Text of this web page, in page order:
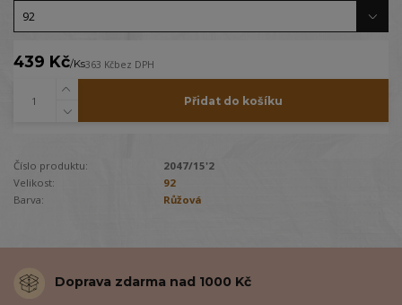
439 Kč/Ks363 Kčbez DPH
Přidat do košíku
Číslo produktu:
2047/15'2
Velikost:
92
Barva:
Růžová
Doprava zdarma nad 1000 Kč